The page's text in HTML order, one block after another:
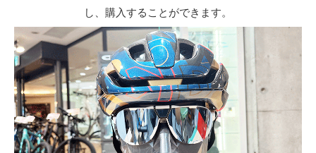
し、購入することができます。